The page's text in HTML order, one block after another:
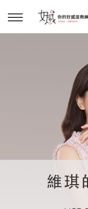
公眾表達影響力
創意活動企劃力
維體驗Unique
維觀點Vision